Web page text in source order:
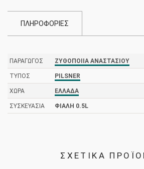
ΠΛΗΡΟΦΟΡΙΕΣ
ΠΑΡΑΓΩΓΌΣ ΖΥΘΟΠΟΙΙΑ ΑΝΑΣΤΑΣΙΟΥ
ΤΎΠΟΣ PILSNER
ΧΏΡΑ ΕΛΛΆΔΑ
ΣΥΣΚΕΥΑΣΊΑ ΦΙΆΛΗ 0.5L
ΣΧΕΤΙΚΑ